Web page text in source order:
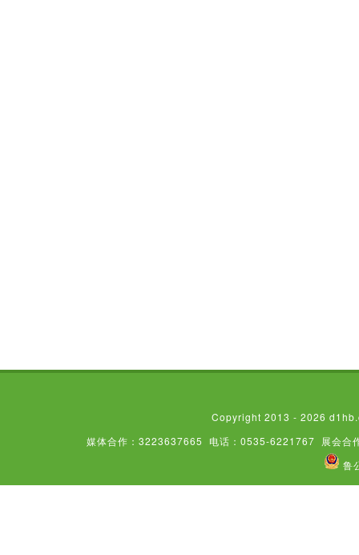
Copyright 2013 - 2026
媒体合作：3223637665
电话：0535-6221767 展会合
鲁